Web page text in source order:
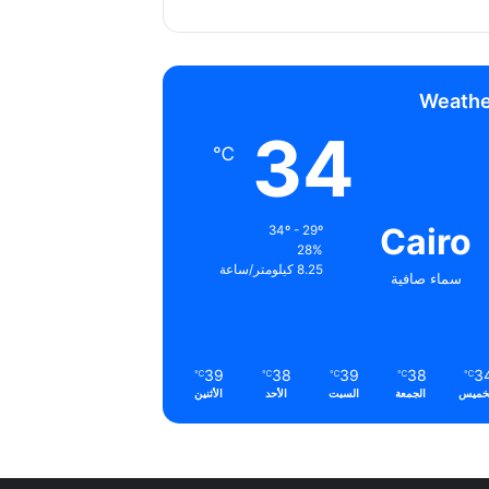
Cairo
سماء صافية
34
℃
28%
8.25 كيلومتر/ساعة
℃
38
℃
الجمعة
39
℃
السبت
38
℃
الأحد
39
℃
الأثنين